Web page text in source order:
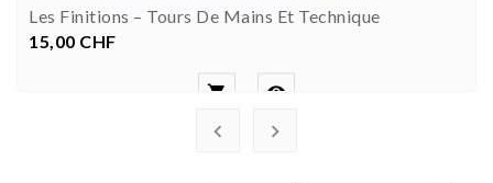
Les Finitions – Tours De Mains Et Technique
Prix
15,00 CHF
 
 